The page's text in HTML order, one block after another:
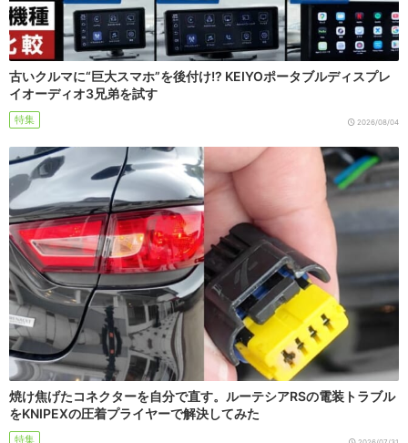
古いクルマに“巨大スマホ”を後付け!? KEIYOポータブルディスプレ
イオーディオ3兄弟を試す
特集 2026/08/04
焼け焦げたコネクターを自分で直す。ルーテシアRSの電装トラブル
をKNIPEXの圧着プライヤーで解決してみた
特集